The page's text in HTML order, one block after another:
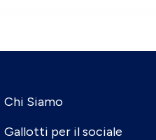
Chi Siamo
Gallotti per il sociale